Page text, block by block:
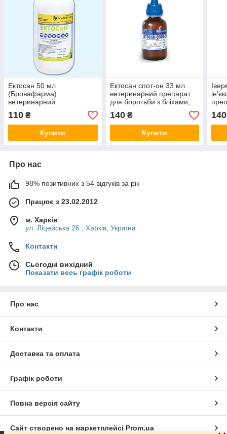
Ектосан 50 мл
(Бровафарма)
ветеринарний
препарат проти кліщів,
вошей, бліх та мух
110 ₴
Купити
Ектосан спот-он 33 мл
ветеринарний препарат
для боротьби з бліхами,
коней і собак
140₴
Купити
140
Про нас
98% позитивних з 54 відгуків за рік
Працює з 23.02.2012
м. Харків
ул. Ліцейська 26 , Харків, Україна
Контакти
Сьогодні вихідний
Показати весь графік роботи
Про нас
Контакти
Доставка та оплата
Графік роботи
Повна версія сайту
Сайт створено на маркетплейсі Prom.ua